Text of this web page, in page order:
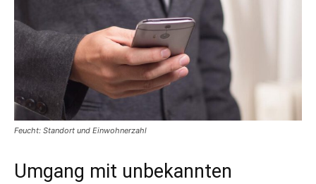
Feucht: Standort und Einwohnerzahl
Umgang mit unbekannten